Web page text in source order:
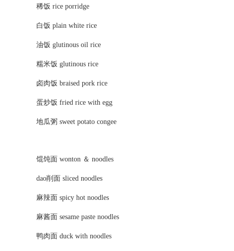
稀饭 rice porridge
白饭 plain white rice
油饭 glutinous oil rice
糯米饭 glutinous rice
卤肉饭 braised pork rice
蛋炒饭 fried rice with egg
地瓜粥 sweet potato congee
馄饨面 wonton ＆ noodles
dao削面 sliced noodles
麻辣面 spicy hot noodles
麻酱面 sesame paste noodles
鸭肉面 duck with noodles